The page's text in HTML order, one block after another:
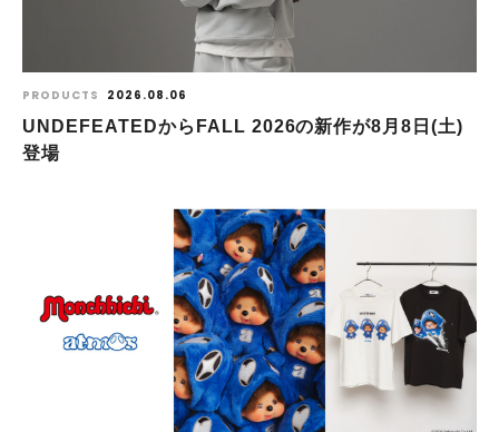
PRODUCTS 2026.08.06
UNDEFEATEDからFALL 2026の新作が8⽉8⽇(⼟)
登場